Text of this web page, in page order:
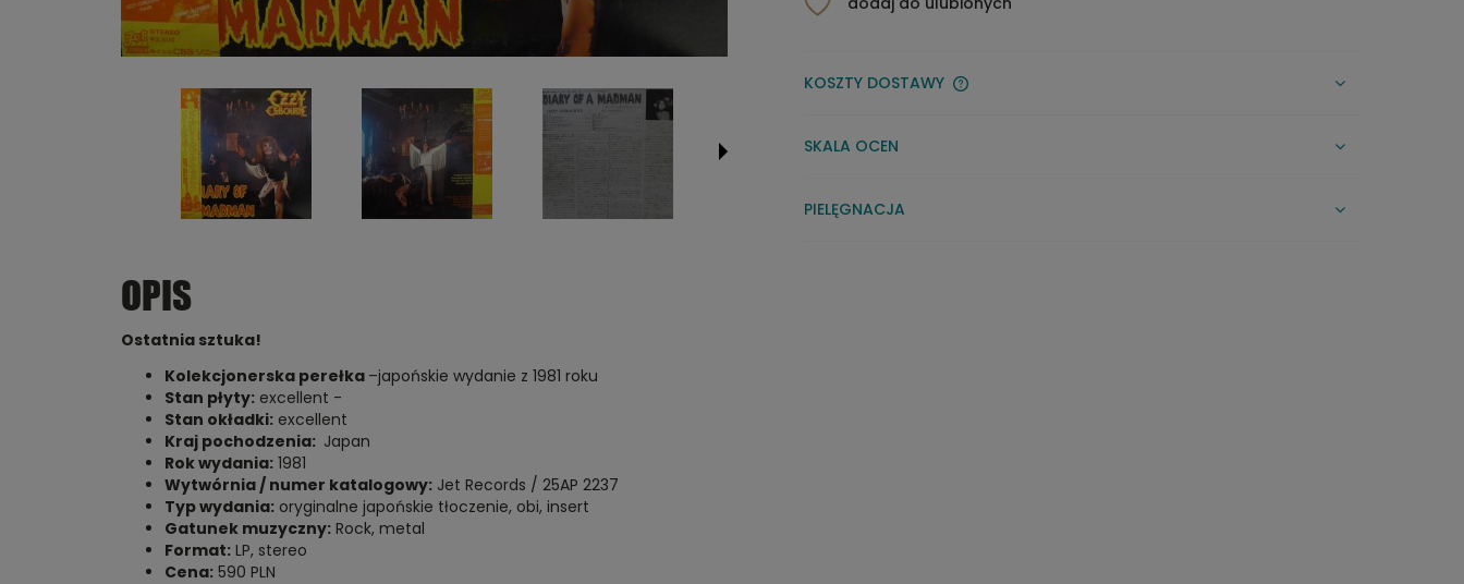
KOSZTY DOSTAWY
SKALA OCEN
PIELĘGNACJA
OPIS
Ostatnia sztuka!
Kolekcjonerska perełka –japońskie wydanie z 1981 roku
Stan płyty:excellent -
Stan okładki:excellent
Kraj pochodzenia: Japan
Rok wydania:1981
Wytwórnia / numer katalogowy:Jet Records / 25AP 2237
Typ wydania:oryginalne japońskie tłoczenie, obi, insert
Gatunek muzyczny:Rock, metal
Format:LP, stereo
Cena:590 PLN